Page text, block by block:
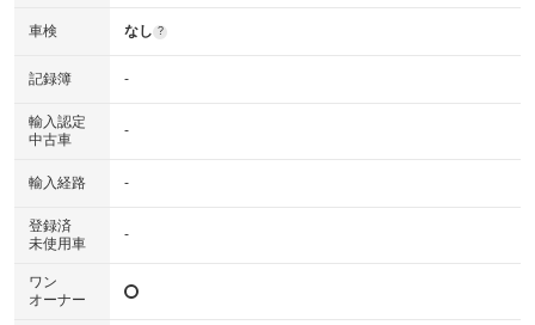
車検 なし ?
記録簿 -
輸入認定
中古車
-
輸入経路 -
登録済
未使用車
-
ワン
オーナー